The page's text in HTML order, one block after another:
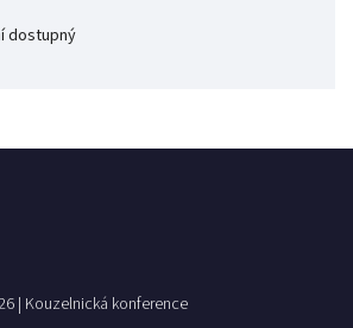
dostupný
| Kouzelnická konference